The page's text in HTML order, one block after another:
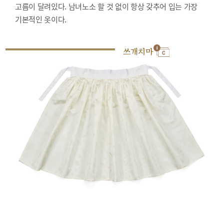
고름이 달려있다. 남녀노소 할 것 없이 항상 갖추어 입는 가장
기본적인 옷이다.
쓰개치마